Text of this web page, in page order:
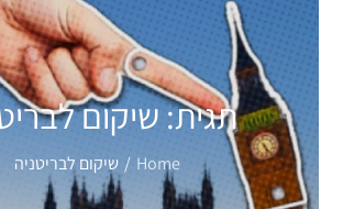
תגית:שיקום
Home שיקום לבריטניה